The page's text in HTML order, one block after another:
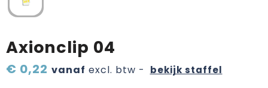
Zomerpakketten
Axionclip 04
€ 0,22 vanaf excl. btw - bekijk staffel